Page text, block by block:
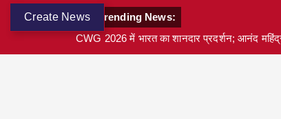
Create News
Trending News:
CWG 2026 में भारत का शानदार प्रदर्शन; आनंद